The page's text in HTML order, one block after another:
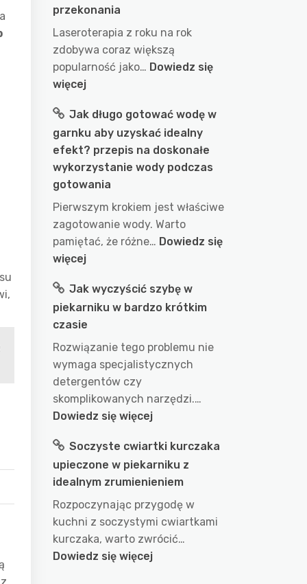
przekonania
Laseroterapia z roku na rok
zdobywa coraz większą
popularność jako… Dowiedz się
więcej:
i
mity
o
laseroterapii
skóry
–
obalamy
popularne
przekonania
Jak długo gotować wodę w
garnku aby uzyskać idealny
efekt? przepis na doskonałe
wykorzystanie wody podczas
gotowania
Pierwszym krokiem jest właściwe
zagotowanie wody. Warto
pamiętać, że różne… Dowiedz się
więcej:
długo
gotować
wodę
w
garnku
aby
uzyskać
idealny
przepis
na
doskonałe
wykorzystanie
wody
podczas
gotowania
Jak wyczyścić szybę w
piekarniku w bardzo krótkim
czasie
Rozwiązanie tego problemu nie
wymaga specjalistycznych
detergentów czy
skomplikowanych narzędzi.…
Dowiedz się więcej:
wyczyścić
szybę
w
piekarniku
w
bardzo
krótkim
Soczyste cwiartki kurczaka
upieczone w piekarniku z
idealnym zrumienieniem
Rozpoczynając przygodę w
kuchni z soczystymi cwiartkami
kurczaka, warto zwrócić…
Dowiedz się więcej: